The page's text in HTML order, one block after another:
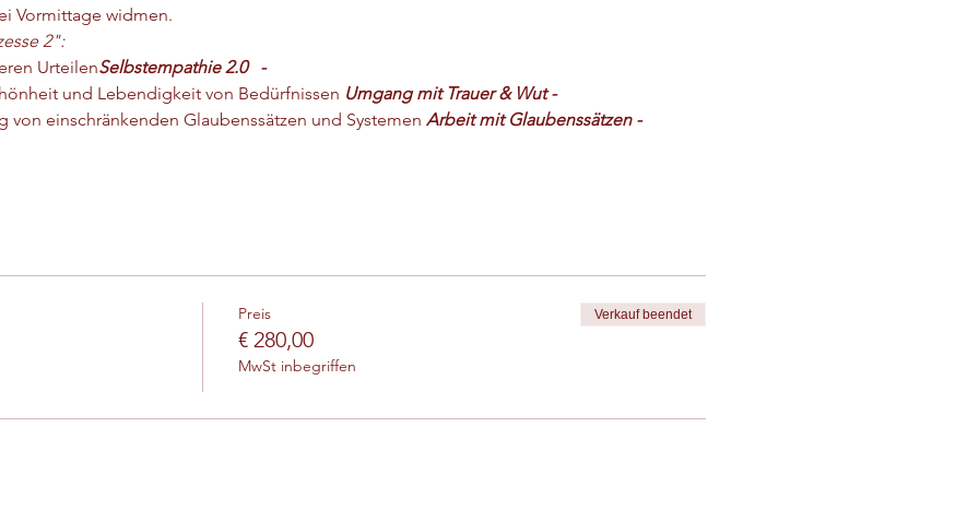
Vormittage widmen.
2":
UrteilenSelbstempathie 2.0   -
und Lebendigkeit von Bedürfnissen Umgang mit Trauer & Wut -
von einschränkenden Glaubenssätzen und Systemen Arbeit mit Glaubenssätzen -
Preis
€ 280,00
MwSt inbegriffen
Verkauf beendet